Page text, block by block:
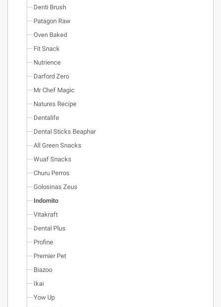
Denti Brush
Patagon Raw
Oven Baked
Fit Snack
Nutrience
Darford Zero
Mr Chef Magic
Natures Recipe
Dentalife
Dental Sticks Beaphar
All Green Snacks
Wuaf Snacks
Churu Perros
Golosinas Zeus
Indomito
Vitakraft
Dental Plus
Profine
Premier Pet
Biazoo
Ikai
Yow Up